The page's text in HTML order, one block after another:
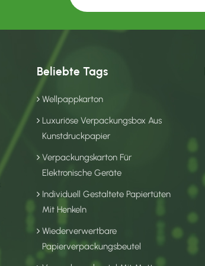
Beliebte Tags
Wellpappkarton
Luxuriöse Verpackungsbox Aus
Kunstdruckpapier
Verpackungskarton Für
Elektronische Geräte
Individuell Gestaltete Papiertüten
Mit Henkeln
Wiederverwertbare
Papierverpackungsbeutel